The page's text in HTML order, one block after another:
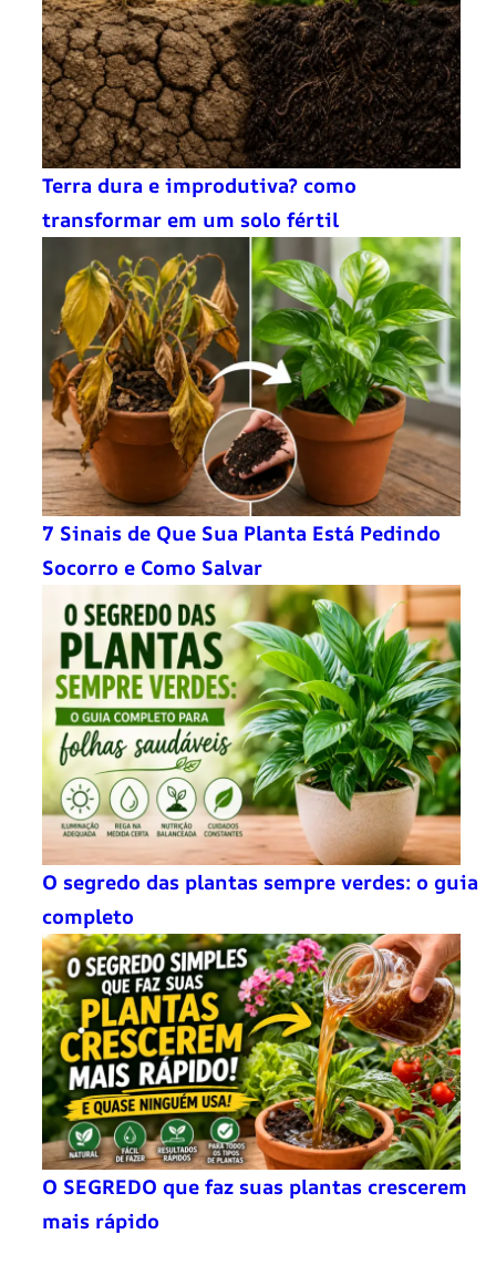
Terra dura e improdutiva? como
transformar em um solo fértil
7 Sinais de Que Sua Planta Está Pedindo
Socorro e Como Salvar
O segredo das plantas sempre verdes: o guia
completo
O SEGREDO que faz suas plantas crescerem
mais rápido